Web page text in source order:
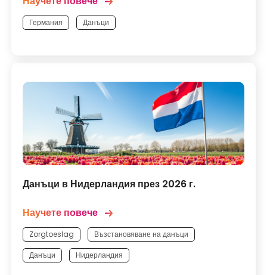
Германия Данъци
Zorgtoeslag Възстановяване на данъци
Данъци Нидерландия
Данъци в Нидерландия през 2026 г.
Научете повече